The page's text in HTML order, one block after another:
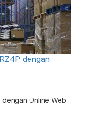
dengan
dengan Online Web